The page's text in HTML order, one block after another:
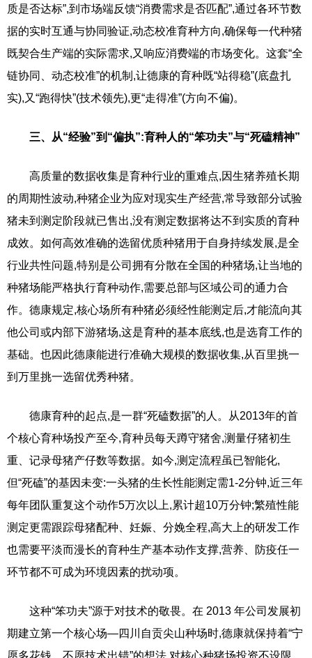
质是否达标”,到市场端反馈“消费需求是否匹配”,通过各环节数
据的实时互通与协同验证,动态校准育种方向,确保每一代种猪
既契合生产端的实际需求,又响应消费端的市场变化。这套“全
链协同、动态校准”的机制,让德康的育种既“站得稳”(底盘扎
实),又“跑得快”(技术领先),更“走得准”(方向不偏)。
三、从“经验”到“偏执”:育种人的“笨功夫”与“死磕精神”
高质量的数据收集是育种行业的重难点,因生猪养殖长期
的周期性波动,种猪企业为应对现实生产经营,常导致部分试验
猪未到测定阶段就已售出,没有测定数据将达不到实质的育种
成效。如何高效准确的选留优质种猪用于自身持续发展,是全
行业共性问题,特别是公司拥有分散在全国的种猪场,让当地的
种猪场能严格执行育种动作,需要总部与区域公司的通力合
作。德康规定,核心场所有种猪必须经性能测定后,才能流向其
他公司或内部下游猪场,这是育种的基本底线,也是选育工作的
基础。也因此德康能进行准确大规模的数据收集,从百里挑一
到万里挑一选留优秀种猪。
德康育种的起点,是一群“死磕数据”的人。从2013年的首
个核心育种场投产至今,育种员每天蹲守猪舍,测量仔猪初生
重、记录母猪产仔数等数据。如今,测定流程虽已智能化,
但“死磕”的基因未变:一头猪的生长性能测定需1-2分钟,近三年
每年团队重复这个动作5万次以上,累计超10万分钟;繁殖性能
测定更需跟踪母猪配种、妊娠、分娩全程,高大上的研发工作
也需要平淡而漫长的育种生产基本动作支撑,营养、防疫任一
环节都不可成为环境因素的扰动项。
这种“笨功夫”源于对技术的敬畏。在 2013 年公司发展初
期建立第一个核心场—四川自贡尖山种场时,德康就保持着“宁
愿多花钱、不愿技术出错”的想法,对核心种猪场投资不设限,